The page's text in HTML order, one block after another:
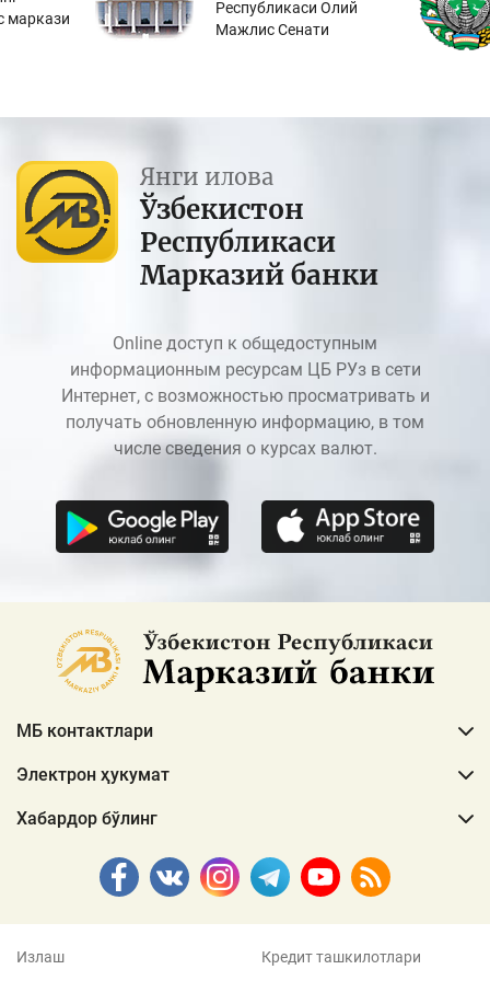
маркази
Республикаси Олий
Мажлис Сенати
Янги илова
Ўзбекистон
Республикаси
Марказий банки
Online доступ к общедоступным
информационным ресурсам ЦБ РУз в сети
Интернет, с возможностью просматривать и
получать обновленную информацию, в том
числе сведения о курсах валют.
МБ контактлари
Электрон ҳукумат
Хабардор бўлинг
Излаш Кредит ташкилотлари